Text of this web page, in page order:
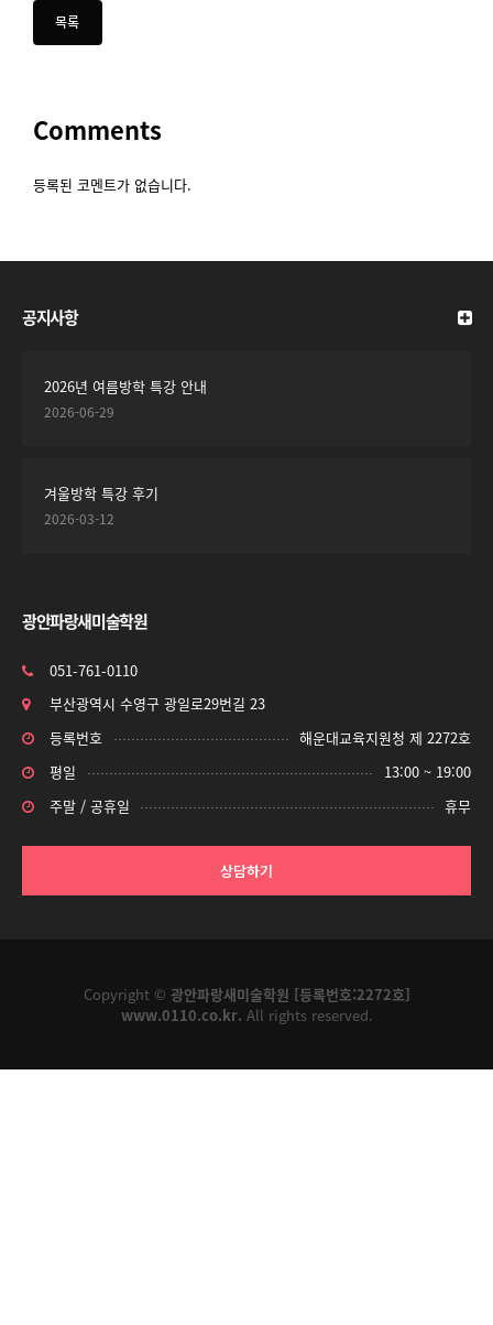
Comments
등록된 코멘트가 없습니다.
공지사항
2026년 여름방학 특강 안내
2026-06-29
겨울방학 특강 후기
2026-03-12
광안파랑새미술학원
051-761-0110
부산광역시 수영구 광일로29번길 23
등록번호
해운대교육지원청 제 2272호
평일
13:00 ~ 19:00
주말 / 공휴일
휴무
상담하기
Copyright © 광안파랑새미술학원 [등록번호:2272호]
www.0110.co.kr. All rights reserved.